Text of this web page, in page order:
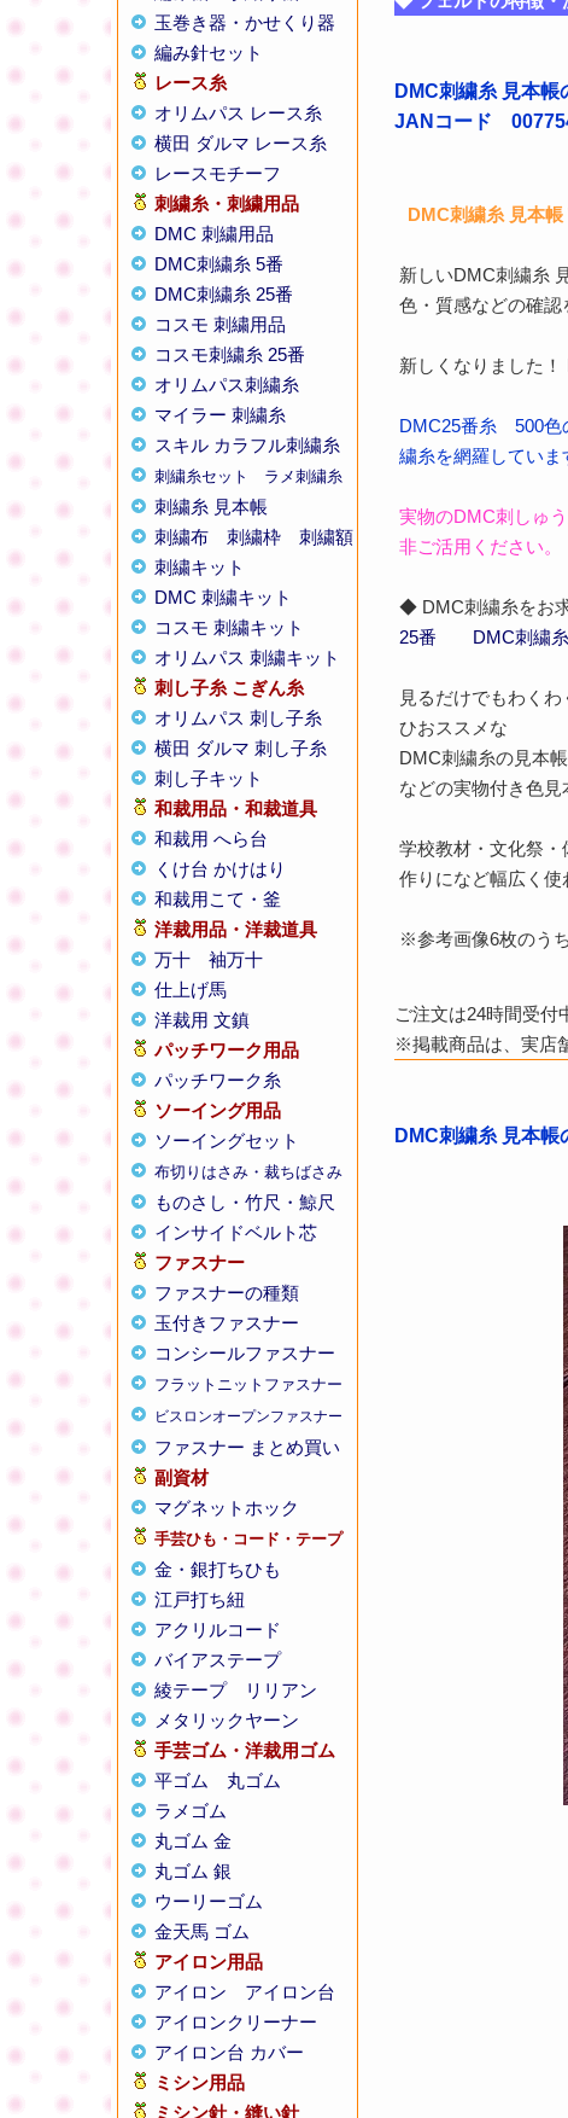
玉巻き器・かせくり器
編み針セット
レース糸
オリムパス レース糸
横田 ダルマ レース糸
レースモチーフ
刺繍糸・刺繍用品
DMC 刺繍用品
DMC刺繍糸 5番
DMC刺繍糸 25番
コスモ 刺繍用品
コスモ刺繍糸 25番
オリムパス刺繍糸
マイラー 刺繍糸
スキル カラフル刺繍糸
刺繍糸セット ラメ刺繍糸
刺繍糸 見本帳
刺繍布
刺繍枠
刺繍額
刺繍キット
DMC 刺繍キット
コスモ 刺繍キット
オリムパス 刺繍キット
刺し子糸 こぎん糸
オリムパス 刺し子糸
横田 ダルマ 刺し子糸
刺し子キット
和裁用品・和裁道具
和裁用 へら台
くけ台 かけはり
和裁用こて・釜
洋裁用品・洋裁道具
万十
袖万十
仕上げ馬
洋裁用 文鎮
パッチワーク用品
パッチワーク糸
ソーイング用品
ソーイングセット
布切りはさみ・裁ちばさみ
ものさし・竹尺・鯨尺
インサイドベルト芯
ファスナー
ファスナーの種類
玉付きファスナー
コンシールファスナー
フラットニットファスナー
ビスロンオープンファスナー
ファスナー まとめ買い
副資材
マグネットホック
手芸ひも・コード・テープ
金・銀打ちひも
江戸打ち紐
アクリルコード
バイアステープ
綾テープ
リリアン
メタリックヤーン
手芸ゴム・洋裁用ゴム
平ゴム
丸ゴム
ラメゴム
丸ゴム 金
丸ゴム 銀
ウーリーゴム
金天馬 ゴム
アイロン用品
アイロン
アイロン台
アイロンクリーナー
アイロン台 カバー
ミシン用品
ミシン針・縫い針
DMC刺繍糸 見本
JANコード
DMC刺繍糸 見本帳
新しいDMC刺繍糸
色・質感などの確
新しくなりました！
DMC25番糸 500色
繍糸を網羅していま
実物のDMC刺しゅ
非ご活用ください。
◆ DMC刺繍糸をお
25番
DMC刺繍
見るだけでもわく
ひおススメな
DMC刺繍糸の見本
などの実物付き色見
学校教材・文化祭
作りになど幅広く使
※参考画像6枚のう
ご注文は24時間受付
※掲載商品は、実店
DMC刺繍糸 見本帳